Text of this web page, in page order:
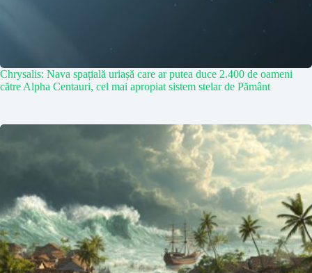
Chrysalis: Nava spațială uriașă care ar putea duce 2.400 de oameni
către Alpha Centauri, cel mai apropiat sistem stelar de Pământ